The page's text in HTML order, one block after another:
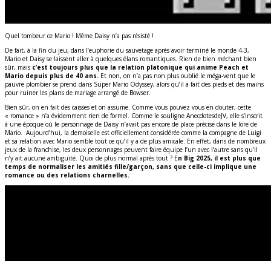
Quel tombeur ce Mario ! Même Daisy n’a pas résisté !
De fait, à la fin du jeu, dans l’euphorie du sauvetage après avoir terminé le monde 4-3,
Mario et Daisy se laissent aller à quelques élans romantiques. Rien de bien méchant bien
sûr, mais c’est toujours plus que la relation platonique qui anime Peach et
Mario depuis plus de 40 ans. Et non, on n’a pas non plus oublié le méga-vent que le
pauvre plombier se prend dans Super Mario Odyssey, alors qu’il a fait des pieds et des mains
pour ruiner les plans de mariage arrangé de Bowser.
Bien sûr, on en fait des caisses et on assume. Comme vous pouvez vous en douter, cette
« romance » n’a évidemment rien de formel. Comme le souligne AnecdotesdeJV, elle s’inscrit
à une époque où le personnage de Daisy n’avait pas encore de place précise dans le lore de
Mario. Aujourd’hui, la demoiselle est officiellement considérée comme la compagne de Luigi
et sa relation avec Mario semble tout ce qu’il y a de plus amicale. En effet, dans de nombreux
jeux de la franchise, les deux personnages peuvent faire équipe l’un avec l’autre sans qu’il
n’y ait aucune ambiguïté. Quoi de plus normal après tout ? En Big 2025, il est plus que
temps de normaliser les amitiés fille/garçon, sans que celle-ci implique une
romance ou des relations charnelles.